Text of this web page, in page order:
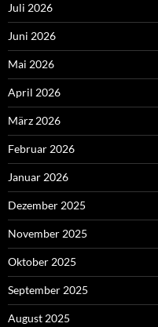
Juli 2026
Juni 2026
Mai 2026
April 2026
März 2026
Februar 2026
Januar 2026
Dezember 2025
November 2025
Oktober 2025
September 2025
August 2025